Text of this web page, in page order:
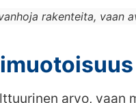
rakenteita,
arvo,